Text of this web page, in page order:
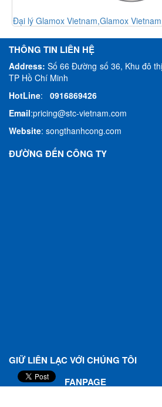
Đại lý Glamox Vietnam,Glamox
THÔNG TIN LIÊN HỆ
Address:Số 66 Đường số 36, Khu đô
TP Hồ Chí Minh
HotLine: 0916869426
Email:pricing@stc-vietnam.com
Website: songthanhcong.com
ĐƯỜNG ĐẾN CÔNG TY
GIỮ LIÊN LẠC VỚI CHÚNG TÔI
FANPAGE